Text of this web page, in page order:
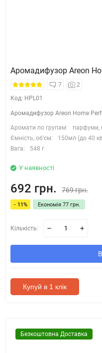
Аромадифузор Areon
7
2
Код: HPL01
Аромадифузор Areon Home
Аромати по групам:
парфуми,
Ємність, об'єм:
150мл (до 40
Вага:
548 г
У наявності
692 грн. 769 грн.
- 11% Економія 77 грн.
Кількість:
Купуй в 1 клік
Безкоштовна Доставка